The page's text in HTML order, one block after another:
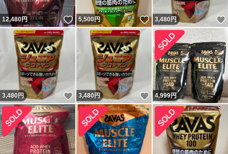
12,480円 いいね！
5,500円 いいね！
3,480円
3,480円 いいね！
3,480円 いいね！
4,999円